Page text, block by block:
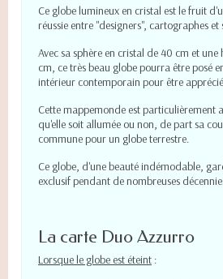
Ce globe lumineux en cristal est le fruit
réussie entre "designers", cartographes
Avec sa sphère en cristal de 40 cm et
cm, ce très beau globe pourra être posé
intérieur contemporain pour être
Cette mappemonde est particulièrement
qu'elle soit allumée ou non, de part sa
commune pour un globe terrestre.
Ce globe, d'une beauté indémodable,
exclusif pendant de nombreuses
La carte Duo Azzurro
Lorsque le globe est éteint :